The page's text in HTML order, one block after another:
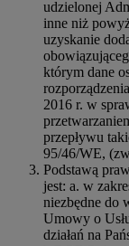
udzielonej
inne niż
uzyskanie
którym dane
2016 r. w
przepływu
95/46/WE,
Podstawą
jest: a. w
niezbędne do
Umowy o
działań na